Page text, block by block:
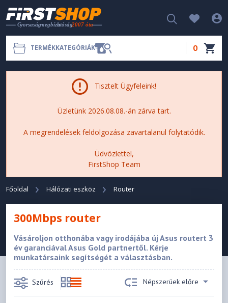
TERMÉKKATEGÓRIÁK 0
Tisztelt Ügyfeleink!
Üzletünk 2026.08.08.-án zárva tart.
A megrendelések feldolgozása zavartalanul folytatódik.
Üdvözlettel,
FirstShop Team
Főoldal Hálózati eszköz Router
300Mbps router
Vásároljon otthonába vagy irodájába új Asus routert 3
év garanciával Asus Gold partnertől. Kérje
munkatársaink segítségét a választásban.
Szűrés Népszerüek előre